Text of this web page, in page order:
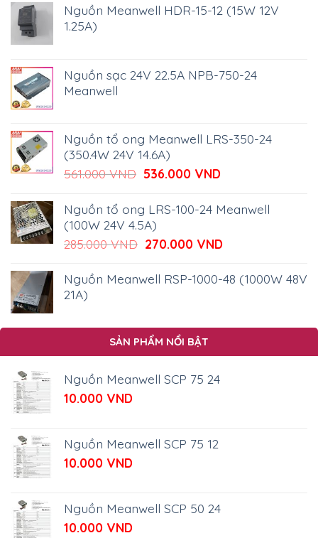
Nguồn Meanwell HDR-15-12 (15W 12V
1.25A)
Nguồn sạc 24V 22.5A NPB-750-24
Meanwell
Nguồn tổ ong Meanwell LRS-350-24
(350.4W 24V 14.6A)
561.000VND Giá
là:
561.000 VND.
536.000 VND
tại
536.000 VND.
Nguồn tổ ong LRS-100-24 Meanwell
(100W 24V 4.5A)
285.000VND Giá
là:
270.000 VND
tại
Nguồn Meanwell RSP-1000-48 (1000W 48V
21A)
SẢN PHẨM NỔI BẬT
Nguồn Meanwell SCP 75 24
10.000 VND
Nguồn Meanwell SCP 75 12
10.000 VND
Nguồn Meanwell SCP 50 24
10.000 VND